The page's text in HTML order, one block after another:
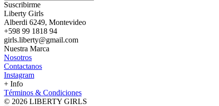
Suscribirme
Liberty Girls
Alberdi 6249, Montevideo
+598 99 1818 94
girls.liberty@gmail.com
Nuestra Marca
Nosotros
Contactanos
Instagram
+ Info
Términos & Condiciones
© 2026 LIBERTY GIRLS